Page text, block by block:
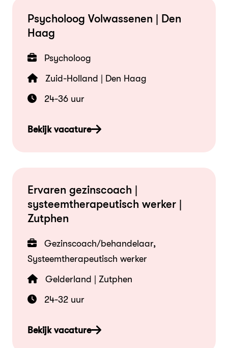
Psycholoog Volwassenen | Den
Haag
Psycholoog
Zuid-Holland | Den Haag
24-36 uur
Bekijk vacature
Ervaren gezinscoach |
systeemtherapeutisch werker |
Zutphen
Gezinscoach/behandelaar,
Systeemtherapeutisch werker
Gelderland | Zutphen
24-32 uur
Bekijk vacature